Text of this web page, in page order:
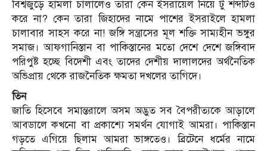
বিশ্বজুড়ে হামলা চালালেও তারা কেন ইসরায়েল নিয়ে টু শব্দটিও
করে না? কেন তারা জিহাদের নামে পাশের ইসরাইলে হামলা
চালাবার সাহস করে না! জঙ্গি সন্ত্রাসের মূল শক্তি সাম্যহীন ভঙ্গুর
সমাজ। আফগানিস্তান বা পাকিস্তানের মতো দেশে দেশে জঙ্গিবাদ
পরিপুষ্ট হচ্ছে বিদেশী এবং তাদের দেশীয় দালালদের অর্থনৈতিক
অভিপ্রায় থেকে রাজনৈতিক ক্ষমতা দখলের তাগিদে।
তিন
জাতি হিসেবে সমান্তরালে অসম অদ্ভুত সব বৈপরীত্যকে আড়ালে
আবডালে কখনো বা প্রকাশ্যে সমর্থন যোগাই আমরা। পাকিস্তান
গড়তে এগিয়ে ছিলাম আমরা ভাঙ্গতেও। ব্রিটেনে ধর্মের নামে